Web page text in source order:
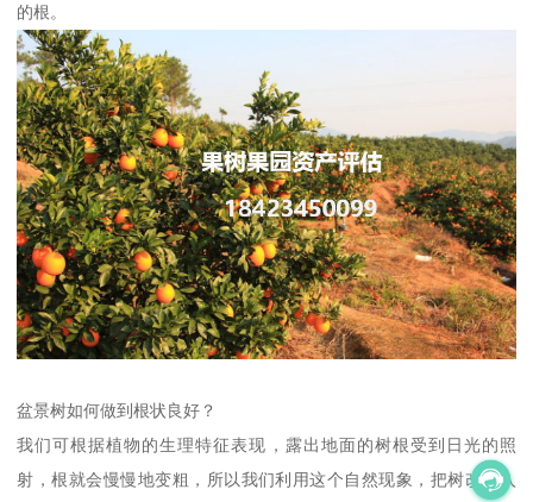
的根。
盆景树如何做到根状良好？
我们可根据植物的生理特征表现，露出地面的树根受到日光的照
射，根就会慢慢地变粗，所以我们利用这个自然现象，把树改种入